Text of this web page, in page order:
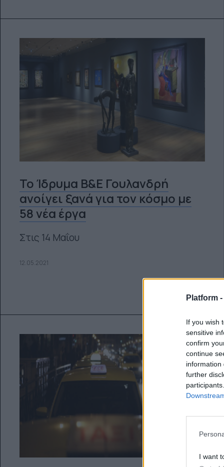
Platform -
If you wish
sensitive
confirm
continue
information
further
I want
Το Ίδρυμα Β&Ε Γουλανδρή
ανοίγει ξανά για τον κόσμο με
58 νέα έργα
Στις 14 Μαΐου
12.05.2021